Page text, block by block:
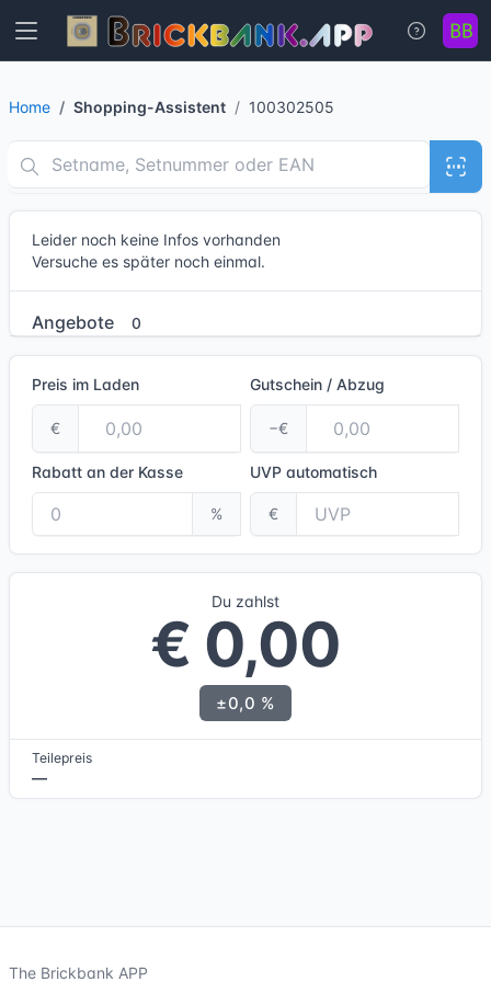
Home Shopping-Assistent 100302505
Leider noch keine Infos vorhanden
Versuche es später noch einmal.
Angebote 0
Preis im Laden
€
Gutschein / Abzug
−€
Rabatt an der Kasse
%
UVP automatisch
€
Du zahlst
€ 0,00
±0,0 %
Teilepreis
—
The Brickbank APP